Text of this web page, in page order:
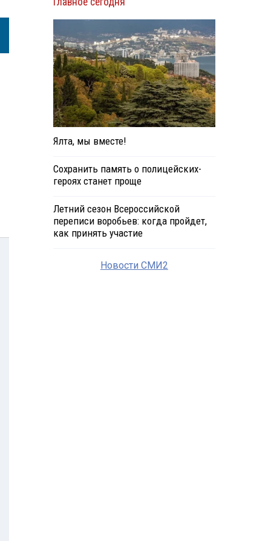
Ялта, мы вместе!
Сохранить память о полицейских-
героях станет проще
Летний сезон Всероссийской
переписи воробьев: когда пройдет,
как принять участие
Новости СМИ2